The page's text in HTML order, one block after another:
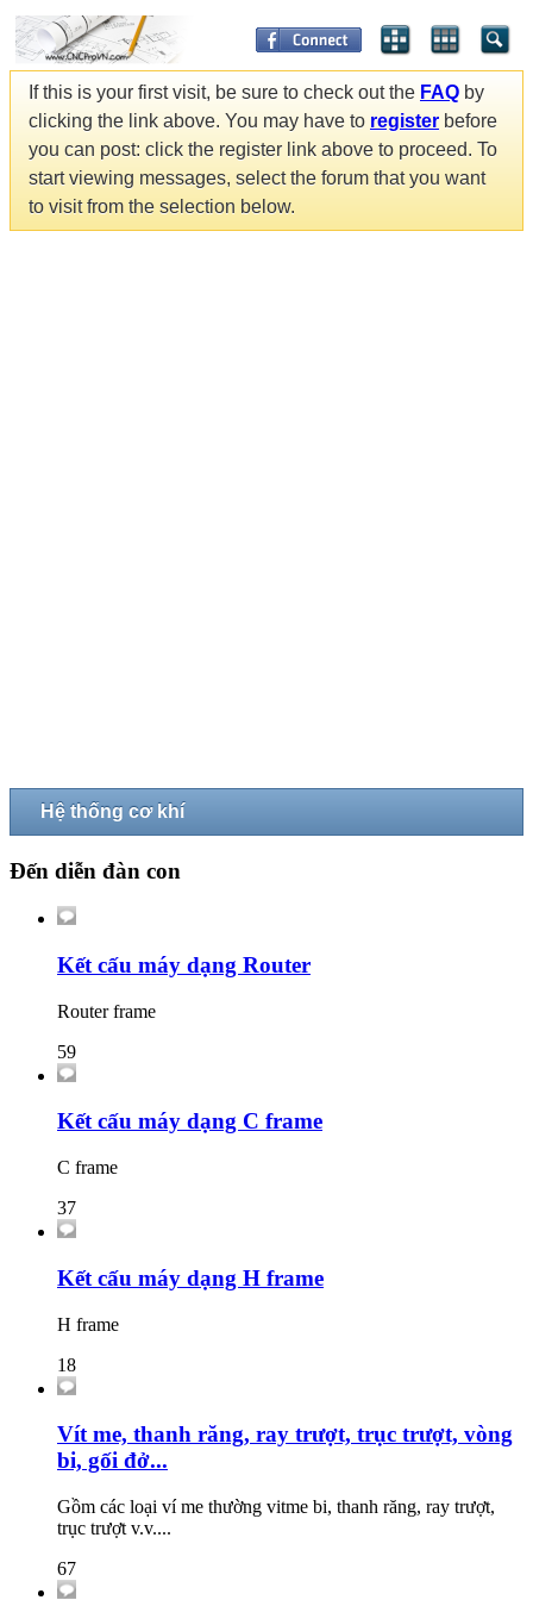
If this is your first visit, be sure to check out the FAQ by
clicking the link above. You may have to register before
you can post: click the register link above to proceed. To
start viewing messages, select the forum that you want
to visit from the selection below.
Hệ thống cơ khí
Đến diễn đàn con
Kết cấu máy dạng Router
Router frame
59
Kết cấu máy dạng C frame
C frame
37
Kết cấu máy dạng H frame
H frame
18
Vít me, thanh răng, ray trượt, trục trượt, vòng
bi, gối đở...
Gồm các loại ví me thường vitme bi, thanh răng, ray trượt,
trục trượt v.v....
67